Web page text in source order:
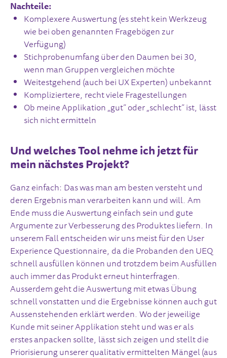
Nachteile:
Komplexere Auswertung (es steht kein Werkzeug
wie bei oben genannten Fragebögen zur
Verfügung)
Stichprobenumfang über den Daumen bei 30,
wenn man Gruppen vergleichen möchte
Weitestgehend (auch bei UX Experten) unbekannt
Kompliziertere, recht viele Fragestellungen
Ob meine Applikation „gut“ oder „schlecht“ ist, lässt
sich nicht ermitteln
Und welches Tool nehme ich jetzt für
mein nächstes Projekt?
Ganz einfach: Das was man am besten versteht und
deren Ergebnis man verarbeiten kann und will. Am
Ende muss die Auswertung einfach sein und gute
Argumente zur Verbesserung des Produktes liefern. In
unserem Fall entscheiden wir uns meist für den User
Experience Questionnaire, da die Probanden den UEQ
schnell ausfüllen können und trotzdem beim Ausfüllen
auch immer das Produkt erneut hinterfragen.
Ausserdem geht die Auswertung mit etwas Übung
schnell vonstatten und die Ergebnisse können auch gut
Aussenstehenden erklärt werden. Wo der jeweilige
Kunde mit seiner Applikation steht und was er als
erstes anpacken sollte, lässt sich zeigen und stellt die
Priorisierung unserer qualitativ ermittelten Mängel (aus